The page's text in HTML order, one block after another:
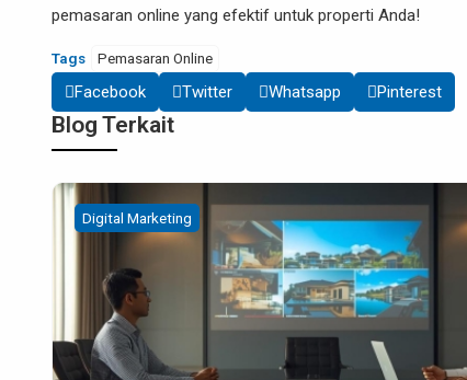
pemasaran online yang efektif untuk properti Anda!
Tags Pemasaran Online
Facebook Twitter Whatsapp Pinterest
Blog Terkait
Digital Marketing